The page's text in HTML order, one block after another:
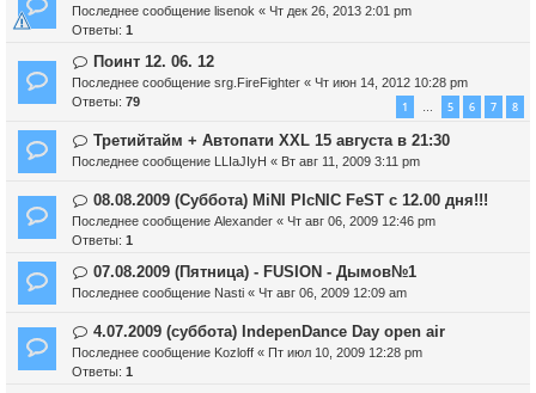
Последнее сообщение lisenok « Чт дек 26, 2013 2:01 pm
Ответы: 1
Поинт 12. 06. 12
Последнее сообщение srg.FireFighter « Чт июн 14, 2012 10:28 pm
Ответы: 79 1 … 5 6 7 8
Третийтайм + Автопати XXL 15 августа в 21:30
Последнее сообщение LLIaJIyH « Вт авг 11, 2009 3:11 pm
08.08.2009 (Суббота) MiNI PIcNIC FeST с 12.00 дня!!!
Последнее сообщение Alexander « Чт авг 06, 2009 12:46 pm
Ответы: 1
07.08.2009 (Пятница) - FUSION - Дымов№1
Последнее сообщение Nasti « Чт авг 06, 2009 12:09 am
4.07.2009 (суббота) IndepenDance Day open air
Последнее сообщение Kozloff « Пт июл 10, 2009 12:28 pm
Ответы: 1